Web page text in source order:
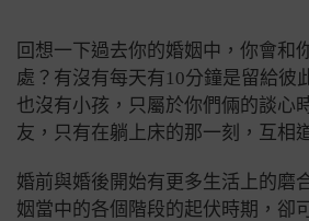
回想一下過去你的婚姻中，你會和
處？有沒有每天有10分鐘是留給彼
也沒有小孩，只屬於你們倆的談心
友，只有在躺上床的那一刻，互相
婚前與婚後開始有更多生活上的磨
姻當中的各個階段的起伏時期，卻